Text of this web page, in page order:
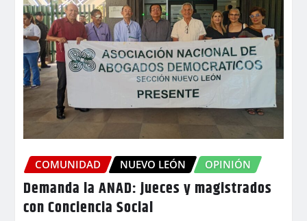
COMUNIDAD NUEVO LEÓN OPINIÓN
Demanda la ANAD: jueces y magistrados
con Conciencia Social